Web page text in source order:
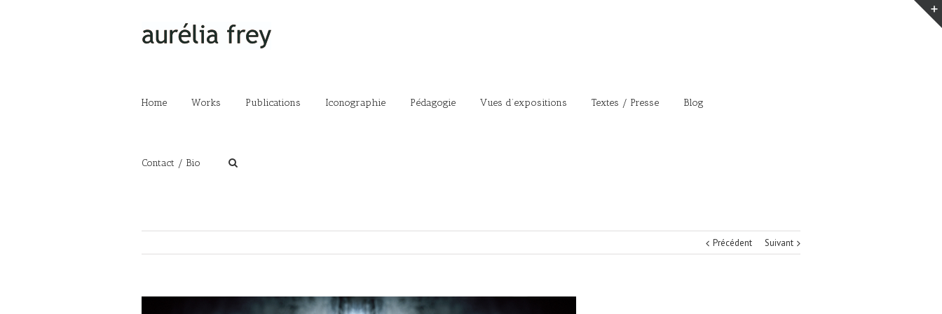
Home Works Publications Iconographie Pédagogie Vues d’expositions Textes / Presse Blog
Contact / Bio
Précédent Suivant